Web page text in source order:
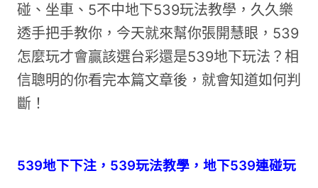
碰、坐車、5不中地下539玩法教學，久久樂
透手把手教你，今天就來幫你張開慧眼，539
怎麼玩才會贏該選台彩還是539地下玩法？相
信聰明的你看完本篇文章後，就會知道如何判
斷！
539地下下注，539玩法教學， 地下539連碰玩